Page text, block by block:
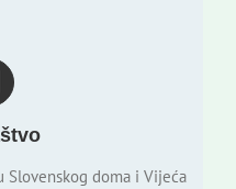
doma i Vijeća